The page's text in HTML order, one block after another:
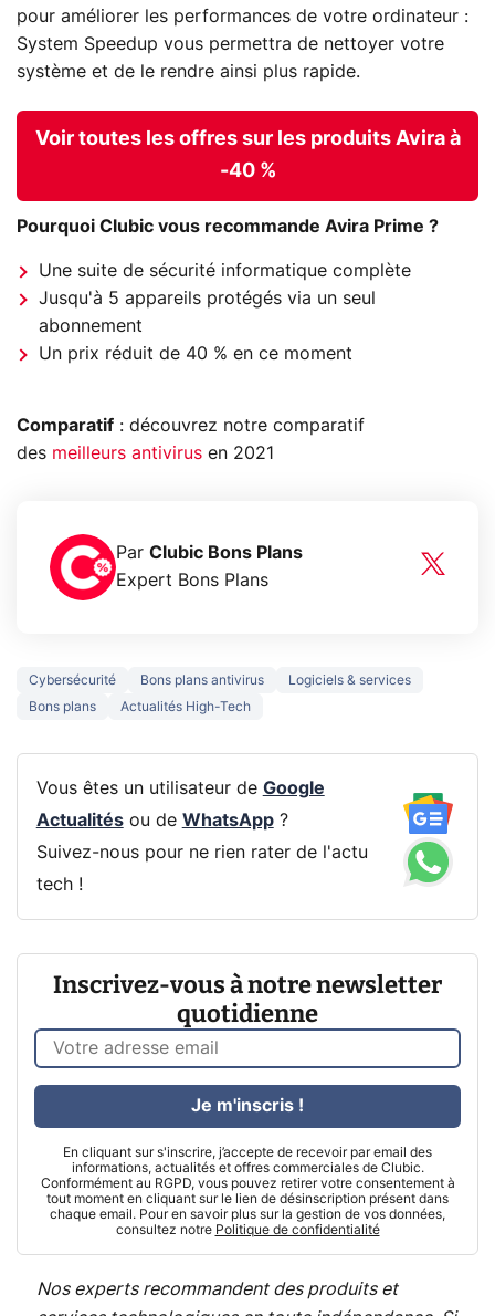
pour améliorer les performances de votre ordinateur :
System Speedup vous permettra de nettoyer votre
système et de le rendre ainsi plus rapide.
Voir toutes les offres sur les produits Avira à
-40 %
Pourquoi Clubic vous recommande Avira Prime ?
Une suite de sécurité informatique complète
Jusqu'à 5 appareils protégés via un seul
abonnement
Un prix réduit de 40 % en ce moment
Comparatif : découvrez notre comparatif
des meilleurs antivirus en 2021
Par Clubic Bons Plans
Expert Bons Plans
Cybersécurité Bons plans antivirus
Logiciels & services
Bons plans
Actualités High-Tech
Vous êtes un utilisateur de Google
Actualitésou de WhatsApp?
Suivez-nous pour ne rien rater de l'actu
tech !
Inscrivez-vous à notre newsletter
quotidienne
En cliquant sur s'inscrire, j’accepte de recevoir par email des
informations, actualités et offres commerciales de Clubic.
Conformément au RGPD, vous pouvez retirer votre consentement à
tout moment en cliquant sur le lien de désinscription présent dans
chaque email. Pour en savoir plus sur la gestion de vos données,
consultez notre Politique de confidentialité
Je m'inscris !
Nos experts recommandent des produits et